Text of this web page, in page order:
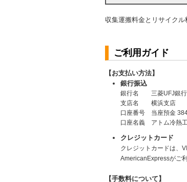
収集運搬料金とリサイクル
ご利用ガイド
【お支払い方法】
銀行振込
銀行名
三菱UFJ銀行
支店名
横浜支店
口座番号
当座預金
口座名義
アトム冷熱
クレジットカード
クレジットカードは、
AmericanExpressがご
【手数料について】